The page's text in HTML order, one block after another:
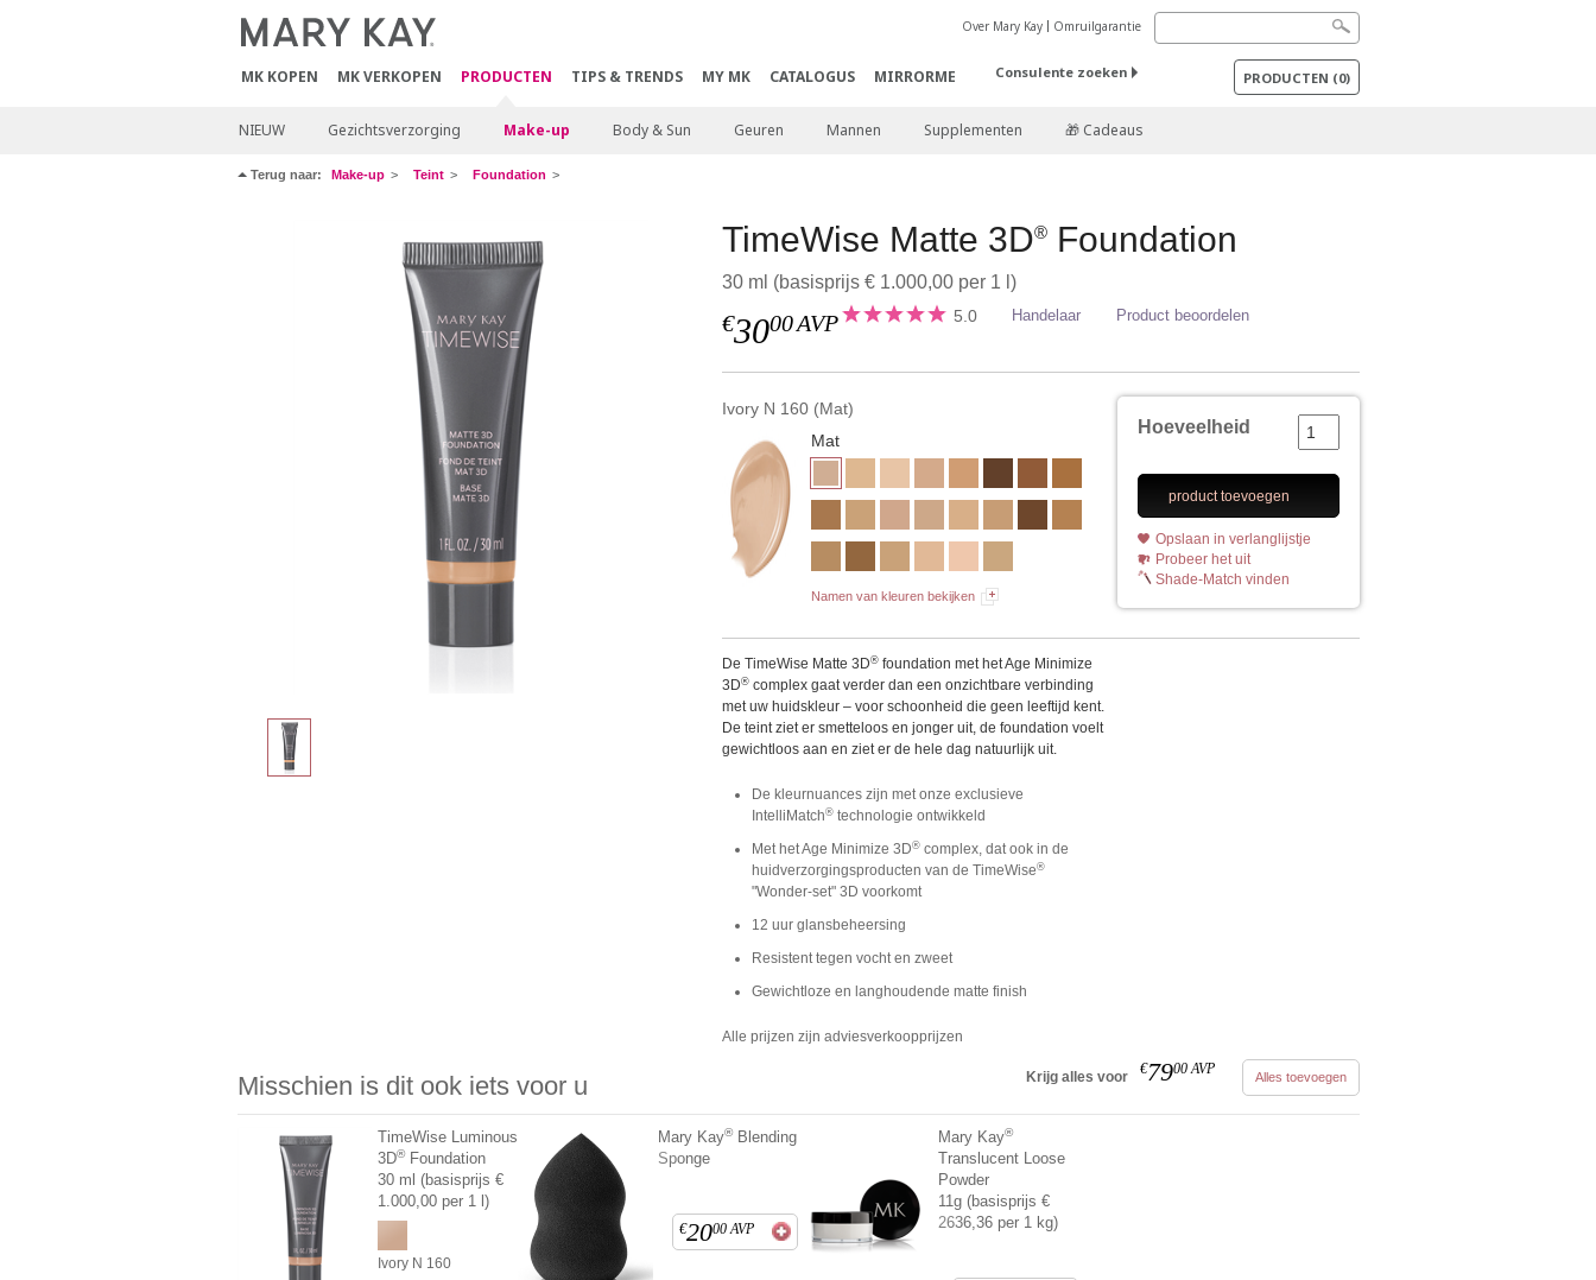
MK KOPEN MK VERKOPEN PRODUCTEN TIPS & TRENDS MY MK CATALOGUS MIRRORME
Over Mary Kay Omruilgarantie
Consulente zoeken PRODUCTEN (0)
NIEUW Gezichtsverzorging Make-up Body & Sun Geuren Mannen Supplementen 🎁 Cadeaus
Terug naar: Make-up Teint Foundation
TimeWise Matte 3D® Foundation
30 ml (basisprijs € 1.000,00 per 1 l)
€3000AVP 5.0 Handelaar Product beoordelen
Ivory N 160 (Mat)
Mat
Namen van kleuren bekijken
Hoeveelheid
product toevoegen
Opslaan in verlanglijstje
Probeer het uit
Shade-Match vinden
De TimeWise Matte 3D® foundation met het Age Minimize
3D® complex gaat verder dan een onzichtbare verbinding
met uw huidskleur – voor schoonheid die geen leeftijd kent.
De teint ziet er smetteloos en jonger uit, de foundation voelt
gewichtloos aan en ziet er de hele dag natuurlijk uit.
De kleurnuances zijn met onze exclusieve
IntelliMatch® technologie ontwikkeld
Met het Age Minimize 3D® complex, dat ook in de
huidverzorgingsproducten van de TimeWise®
"Wonder-set" 3D voorkomt
12 uur glansbeheersing
Resistent tegen vocht en zweet
Gewichtloze en langhoudende matte finish
Alle prijzen zijn adviesverkoopprijzen
Misschien is dit ook iets voor u Krijg alles voor €7900 AVP Alles toevoegen
TimeWise Luminous
3D®Foundation
30 ml (basisprijs €
1.000,00 per 1 l)
Ivory N 160
Mary Kay®Blending
Sponge
€2000 AVP
Mary Kay®
Translucent Loose
Powder
11g (basisprijs €
2636,36 per 1 kg)